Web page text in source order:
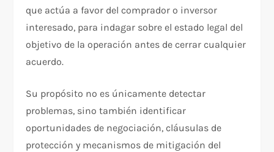
que actúa a favor del comprador o inversor
interesado, para indagar sobre el estado legal del
objetivo de la operación antes de cerrar cualquier
acuerdo.
Su propósito no es únicamente detectar
problemas, sino también identificar
oportunidades de negociación, cláusulas de
protección y mecanismos de mitigación del